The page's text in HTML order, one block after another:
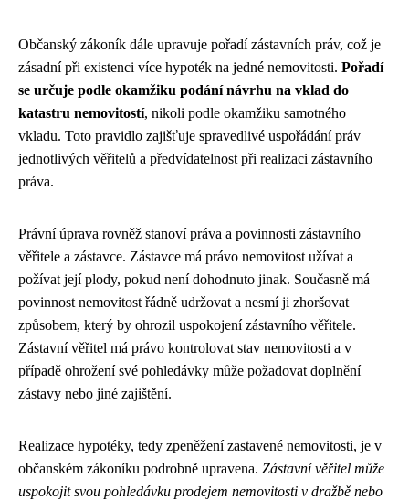
Občanský zákoník dále upravuje pořadí zástavních práv, což je
zásadní při existenci více hypoték na jedné nemovitosti. Pořadí
se určuje podle okamžiku podání návrhu na vklad do
katastru nemovitostí, nikoli podle okamžiku samotného
vkladu. Toto pravidlo zajišťuje spravedlivé uspořádání práv
jednotlivých věřitelů a předvídatelnost při realizaci zástavního
práva.
Právní úprava rovněž stanoví práva a povinnosti zástavního
věřitele a zástavce. Zástavce má právo nemovitost užívat a
požívat její plody, pokud není dohodnuto jinak. Současně má
povinnost nemovitost řádně udržovat a nesmí ji zhoršovat
způsobem, který by ohrozil uspokojení zástavního věřitele.
Zástavní věřitel má právo kontrolovat stav nemovitosti a v
případě ohrožení své pohledávky může požadovat doplnění
zástavy nebo jiné zajištění.
Realizace hypotéky, tedy zpeněžení zastavené nemovitosti, je v
občanském zákoníku podrobně upravena. Zástavní věřitel může
uspokojit svou pohledávku prodejem nemovitosti v dražbě nebo